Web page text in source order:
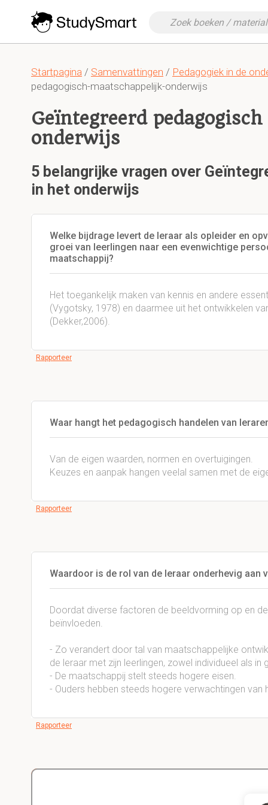
Startpagina / Samenvattingen / Pedagogiek in de
pedagogisch-maatschappelijk-onderwijs
Geïntegreerd
onderwijs
5 belangrijke vragen over
in het onderwijs
Welke bijdrage levert de leraar als opleider en
groei van leerlingen naar een evenwichtige
maatschappij?
Het toegankelijk maken van kennis en andere
(Vygotsky, 1978) en daarmee uit het ontwikkelen
(Dekker,2006).
Rapporteer
Waar hangt het pedagogisch handelen van
Van de eigen waarden, normen en overtuigingen.
Keuzes en aanpak hangen veelal samen met de
Rapporteer
Waardoor is de rol van de leraar onderhevig aan
Doordat diverse factoren de beeldvorming op en
beïnvloeden.
- Zo verandert door tal van maatschappelijke
de leraar met zijn leerlingen, zowel individueel als in
- De maatschappij stelt steeds hogere eisen.
- Ouders hebben steeds hogere verwachtingen van
Rapporteer